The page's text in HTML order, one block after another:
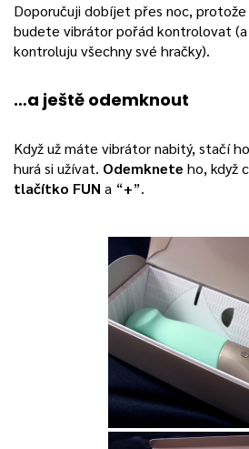
Doporučuji dobíjet přes noc,
budete vibrátor pořád kontrolovat (a
kontroluju všechny své hračky).
…a ještě odemknout
Když už máte vibrátor nabitý, stačí
hurá si užívat. Odemknete ho, když
tlačítko FUN a “+”.